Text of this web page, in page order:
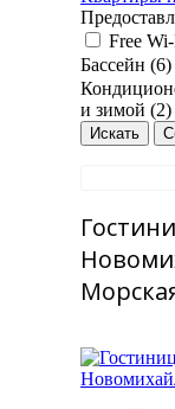
Free
Бассейн (6)
и зимой (2)